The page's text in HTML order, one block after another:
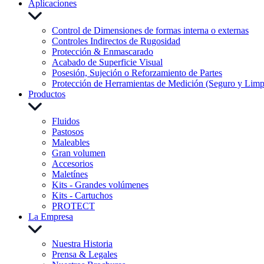
Aplicaciones
Control de Dimensiones de formas interna o externas
Controles Indirectos de Rugosidad
Protección & Enmascarado
Acabado de Superficie Visual
Posesión, Sujeción o Reforzamiento de Partes
Protección de Herramientas de Medición (Seguro y
Productos
Fluidos
Pastosos
Maleables
Gran volumen
Accesorios
Maletínes
Kits - Grandes volúmenes
Kits - Cartuchos
PROTECT
La Empresa
Nuestra Historia
Prensa & Legales